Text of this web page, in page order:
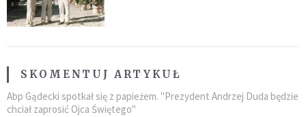
SKOMENTUJ ARTYKUŁ
Abp Gądecki spotkał się z papieżem. "Prezydent Andrzej Duda będzie
chciał zaprosić Ojca Świętego"